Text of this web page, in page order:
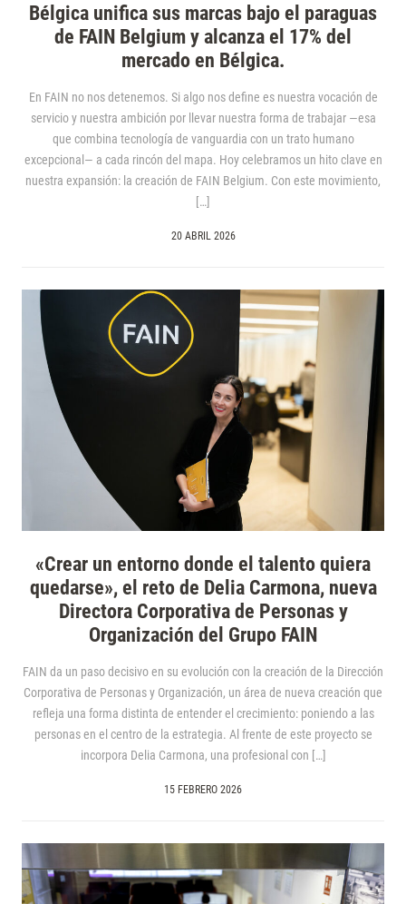
Bélgica unifica sus marcas bajo el paraguas
de FAIN Belgium y alcanza el 17% del
mercado en Bélgica.
En FAIN no nos detenemos. Si algo nos define es nuestra vocación de
servicio y nuestra ambición por llevar nuestra forma de trabajar —esa
que combina tecnología de vanguardia con un trato humano
excepcional— a cada rincón del mapa. Hoy celebramos un hito clave en
nuestra expansión: la creación de FAIN Belgium. Con este movimiento,
[…]
20 ABRIL 2026
«Crear un entorno donde el talento quiera
quedarse», el reto de Delia Carmona, nueva
Directora Corporativa de Personas y
Organización del Grupo FAIN
FAIN da un paso decisivo en su evolución con la creación de la Dirección
Corporativa de Personas y Organización, un área de nueva creación que
refleja una forma distinta de entender el crecimiento: poniendo a las
personas en el centro de la estrategia. Al frente de este proyecto se
incorpora Delia Carmona, una profesional con […]
15 FEBRERO 2026